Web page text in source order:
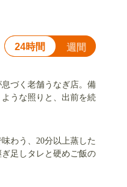
24時間 週間
づく老舗うなぎ店。備
うな照りと、出前を続
わう、20分以上蒸した
足しタレと硬めご飯の